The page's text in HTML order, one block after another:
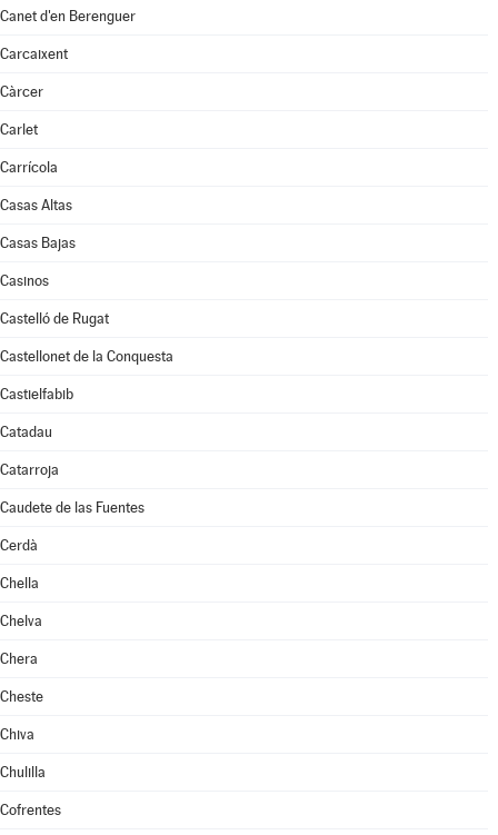
Canet d'en Berenguer
Carcaixent
Càrcer
Carlet
Carrícola
Casas Altas
Casas Bajas
Casinos
Castelló de Rugat
Castellonet de la Conquesta
Castielfabib
Catadau
Catarroja
Caudete de las Fuentes
Cerdà
Chella
Chelva
Chera
Cheste
Chiva
Chulilla
Cofrentes